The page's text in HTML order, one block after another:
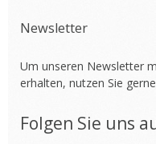
Newsletter
Um unseren Newsletter
erhalten, nutzen Sie
Folgen Sie uns